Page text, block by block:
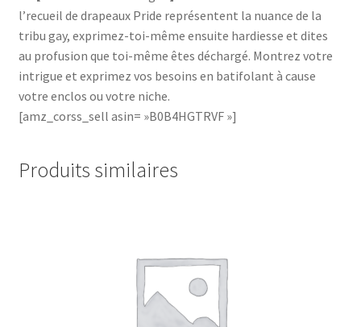
l’recueil de drapeaux Pride représentent la nuance de la
tribu gay, exprimez-toi-même ensuite hardiesse et dites
au profusion que toi-même êtes déchargé. Montrez votre
intrigue et exprimez vos besoins en batifolant à cause
votre enclos ou votre niche.
[amz_corss_sell asin= »B0B4HGTRVF »]
Produits similaires